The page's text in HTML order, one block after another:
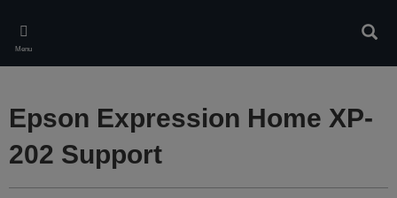
main
content
Menu
Epson Expression Home XP-
202 Support